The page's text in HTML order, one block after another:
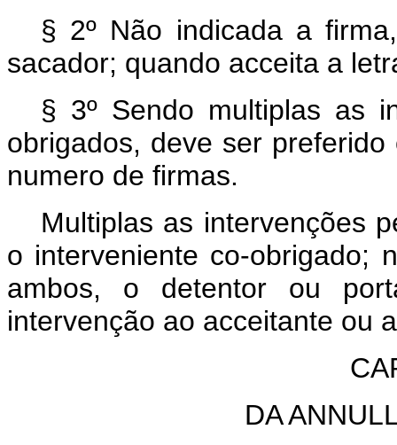
§ 2º Não indicada a
sacador; quando acceita a
§ 3º Sendo multiplas as
obrigados, deve ser
numero de firmas.
Multiplas as intervenções
o interveniente co-obrigado;
ambos, o detentor ou
intervenção ao acceitante ou
DA